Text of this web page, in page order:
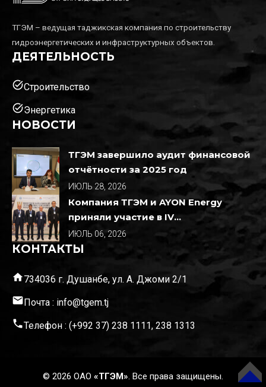
ВВЕРХ
КОНТАКТЫ
home734036 г. Душанбе, ул. А. Джоми 2/1
email Почта : info@tgem.tj
phoneТелефон : (+992 37) 238 1111, 238 1313
НОВОСТИ
ТГЭМ завершило аудит финансовой
отчётности за 2025 год
ИЮЛЬ 28, 2026
Компания ТГЭМ и AYON Energy
приняли участие в IV
Международной конференции по
развитию возобновляемой
ИЮЛЬ 06, 2026
ДЕЯТЕЛЬНОСТЬ
task_altСтроительство
task_altЭнергетика
ТГЭМ – ведущая таджикская компания по строительству
гидроэнергетических и инфраструктурных объектов.
© 2026 ОАО «ТГЭМ». Все права защищены.